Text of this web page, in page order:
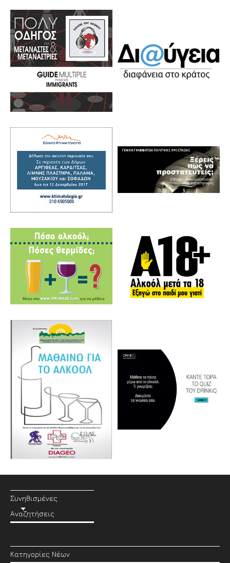
Συνηθισμένες
Αναζητήσεις
Κατηγορίες Νέων